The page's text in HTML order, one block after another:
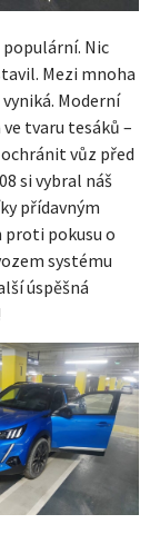
Nic
Mezi mnoha
Moderní
tvaru tesáků –
vůz před
si vybral náš
přídavným
proti pokusu o
systému
úspěšná